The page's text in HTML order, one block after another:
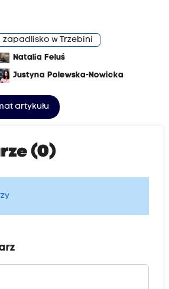
zapadlisko w Trzebini
Natalia Feluś
Justyna Polewska-Nowicka
artykułu
(0)